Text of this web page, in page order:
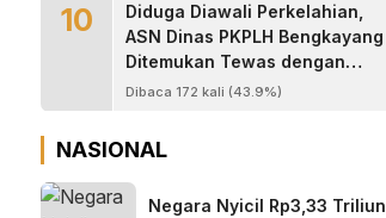
10
Diduga Diawali Perkelahian,
ASN Dinas PKPLH Bengkayang
Ditemukan Tewas dengan
Luka Parah di Depan Cafe
Dibaca 172 kali (43.9%)
NASIONAL
Negara Nyicil Rp3,33 Triliun